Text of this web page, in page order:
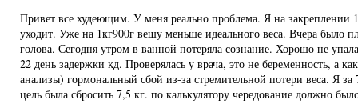
Привет все худеющим. У меня реально проблема. Я на закреплении
уходит. Уже на 1кг900г вешу меньше идеального веса. Вчера было
голова. Сегодня утром в ванной потеряла сознание. Хорошо не
22 день задержки кд. Проверялась у врача, это не беременность, а
анализы) гормональный сбой из-за стремительной потери веса. Я за
цель была сбросить 7,5 кг. по калькулятору чередование должно